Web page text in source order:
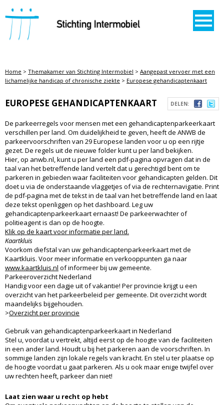
STICHTING INTERMOBIEL
Home > Themakamer van Stichting Intermobiel > Aangepast vervoer met een
lichamelijke handicap of chronische ziekte > Europese gehandicaptenkaart
DELEN:
EUROPESE GEHANDICAPTENKAART
De parkeerregels voor mensen met een gehandicaptenparkeerkaart
verschillen per land. Om duidelijkheid te geven, heeft de ANWB de
parkeervoorschriften van 29 Europese landen voor u op een rijtje
gezet. De regels uit de nieuwe folder kunt u per land bekijken.
Hier, op anwb.nl, kunt u per land een pdf-pagina opvragen dat in de
taal van het betreffende land vertelt dat u gerechtigd bent om te
parkeren in gebieden waar faciliteiten voor gehandicapten gelden. Dit
doet u via de onderstaande vlaggetjes of via de rechternavigatie. Print
de pdf-pagina met de tekst in de taal van het betreffende land en laat
deze tekst openliggen op het dashboard. Leg uw
gehandicaptenparkeerkaart ernaast! De parkeerwachter of
politieagent is dan op de hoogte.
Klik op de kaart voor informatie per land.
Kaartkluis
Voorkom diefstal van uw gehandicaptenparkeerkaart met de
Kaartkluis. Voor meer informatie en verkooppunten ga naar
www.kaartkluis.nl of informeer bij uw gemeente.
Parkeeroverzicht Nederland
Handig voor een dagje uit of vakantie! Per provincie krijgt u een
overzicht van het parkeerbeleid per gemeente. Dit overzicht wordt
maandelijks bijgehouden.
>Overzicht per provincie
Gebruik van gehandicaptenparkeerkaart in Nederland
Stel u, voordat u vertrekt, altijd eerst op de hoogte van de faciliteiten
in een ander land. Houdt u bij het parkeren aan de voorschriften. In
sommige landen zijn lokale regels van kracht. En stel u ter plaatse op
de hoogte voordat u gaat parkeren. Als u ook maar enige twijfel over
uw rechten heeft, parkeer dan niet!
Laat zien waar u recht op hebt